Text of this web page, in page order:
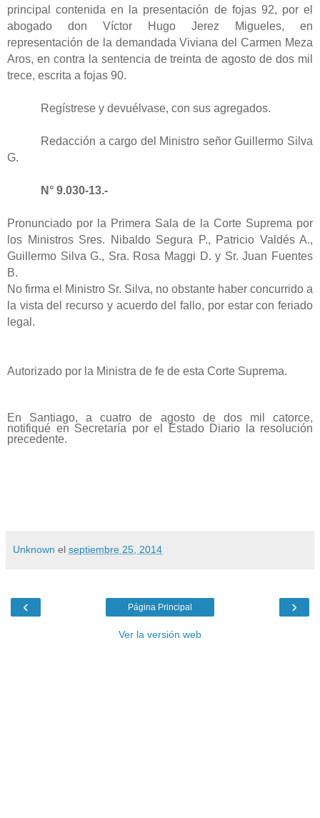
principal contenida en la presentación de fojas 92, por el
abogado don Víctor Hugo Jerez Migueles, en
representación de la demandada Viviana del Carmen Meza
Aros, en contra la sentencia de treinta de agosto de dos mil
trece, escrita a fojas 90.
Regístrese y devuélvase, con sus agregados.
Redacción a cargo del Ministro señor Guillermo Silva
G.
N° 9.030-13.-
Pronunciado por la Primera Sala de la Corte Suprema por
los Ministros Sres. Nibaldo Segura P., Patricio Valdés A.,
Guillermo Silva G., Sra. Rosa Maggi D. y Sr. Juan Fuentes
B.
No firma el Ministro Sr. Silva, no obstante haber concurrido a
la vista del recurso y acuerdo del fallo, por estar con feriado
legal.
Autorizado por la Ministra de fe de esta Corte Suprema.
En Santiago, a cuatro de agosto de dos mil catorce,
notifiqué en Secretaría por el Estado Diario la resolución
precedente.
Unknown el septiembre 25, 2014
‹ ›
Página Principal
Ver la versión web